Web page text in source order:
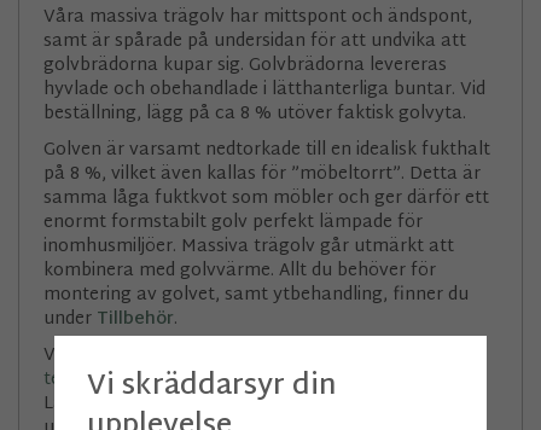
Våra massiva trägolv har mittspont och ändspont,
samt är spårade på undersidan för att undvika att
golvbrädorna kupar sig. Golvbrädorna levereras
hyvlade och obehandlade i lätthanterliga buntar. Vid
beställning, lägg på ca 8 % utöver faktisk golvyta.
Golven är varsamt nedtorkade till en idealisk fukthalt
på 8 %, vilket även kallas för ”möbeltorrt”. Detta är
samma låga fuktkvot som möbler och ger därför ett
enormt formstabilt golv perfekt lämpade för
inomhusmiljöer. Massiva trägolv går utmärkt att
kombinera med golvvärme. Allt du behöver för
montering av golvet, samt ytbehandling, finner du
underTillbehör.
Vi levererar inom Sverige till någon av
terminaler, samt till vår partner Torkat Trägolv i
Länna (Stockholm) för 2400 kr. Vi erbjuder även
Vi skräddarsyr din